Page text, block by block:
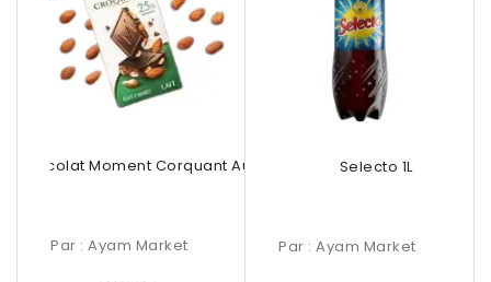
Chocolat Moment Corquant Au Lait
Par : Ayam Market
Selecto 1L
Par : Ayam Market